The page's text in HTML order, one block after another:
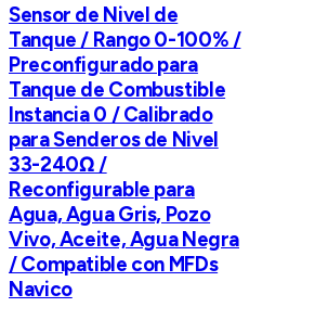
Sensor de Nivel de
Tanque / Rango 0-100% /
Preconfigurado para
Tanque de Combustible
Instancia 0 / Calibrado
para Senderos de Nivel
33-240Ω /
Reconfigurable para
Agua, Agua Gris, Pozo
Vivo, Aceite, Agua Negra
/ Compatible con MFDs
Navico